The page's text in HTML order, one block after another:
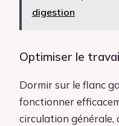
digestion
Optimiser le
Dormir sur le flanc
fonctionner
circulation